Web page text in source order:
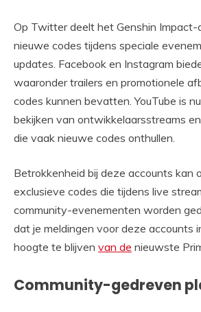
Op Twitter deelt het Genshin Impact-
nieuwe codes tijdens speciale
updates. Facebook en Instagram
waaronder trailers en promotionele
codes kunnen bevatten. YouTube is
bekijken van ontwikkelaarsstreams
die vaak nieuwe codes onthullen.
Betrokkenheid bij deze accounts kan
exclusieve codes die tijdens live
community-evenementen worden
dat je meldingen voor deze accounts
hoogte te blijven van de nieuwste
Community-gedreven